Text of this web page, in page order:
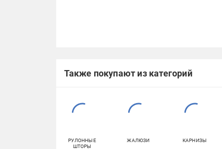
Также покупают из категорий
РУЛОННЫЕ
ШТОРЫ
ЖАЛЮЗИ КАРНИЗЫ